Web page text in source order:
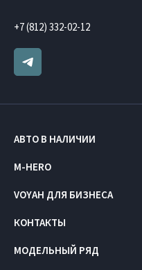
+7 (812) 332-02-12
АВТО В НАЛИЧИИ
M-HERO
VOYAH ДЛЯ БИЗНЕСА
КОНТАКТЫ
МОДЕЛЬНЫЙ РЯД